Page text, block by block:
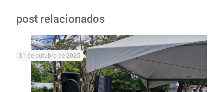
post relacionados
31 de outubro de 2025